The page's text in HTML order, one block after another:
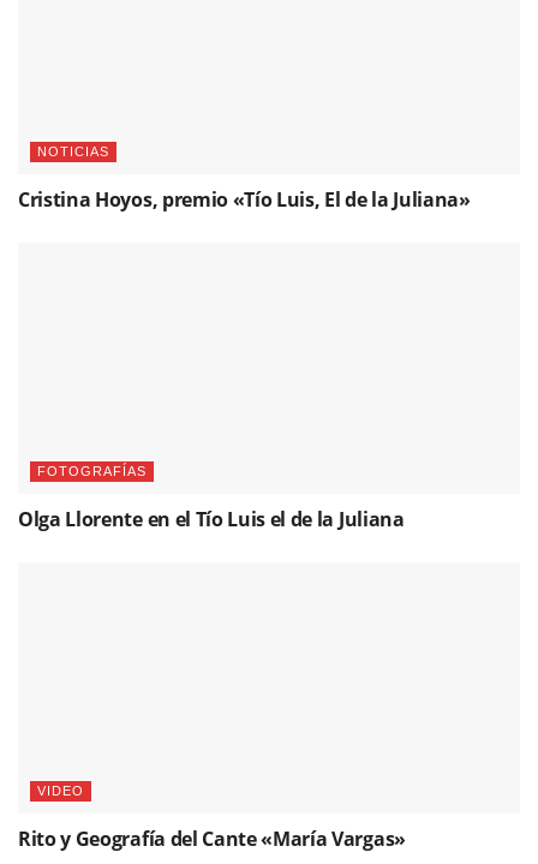
NOTICIAS
Cristina Hoyos, premio «Tío Luis, El de la Juliana»
FOTOGRAFÍAS
Olga Llorente en el Tío Luis el de la Juliana
VIDEO
Rito y Geografía del Cante «María Vargas»